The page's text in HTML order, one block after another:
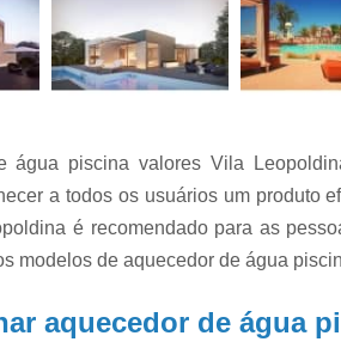
Iluminação de
piscina
Limpeza de
manutenção
de piscinas
Limpezas de
piscinas
de piscinas
água piscina valores Vila
a todos os usuários um produto
é recomendado para as
modelos de aquecedor de água
aquecedor de água